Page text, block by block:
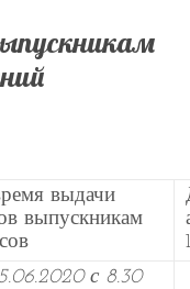
выдачи
выпускникам
с 8.30